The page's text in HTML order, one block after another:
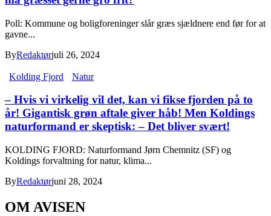
Poll: Kommune og boligforeninger slår græs sjældnere end før for at
gavne...
ByRedaktørjuli 26, 2024
Kolding Fjord Natur
– Hvis vi virkelig vil det, kan vi fikse fjorden på to
år! Gigantisk grøn aftale giver håb! Men Koldings
naturformand er skeptisk: – Det bliver svært!
KOLDING FJORD: Naturformand Jørn Chemnitz (SF) og
Koldings forvaltning for natur, klima...
ByRedaktørjuni 28, 2024
OM AVISEN